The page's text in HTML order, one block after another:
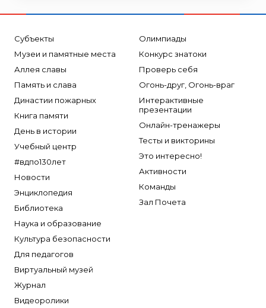
Субъекты
Музеи и памятные места
Аллея славы
Память и слава
Династии пожарных
Книга памяти
День в истории
Учебный центр
#вдпо130лет
Новости
Энциклопедия
Библиотека
Наука и образование
Культура безопасности
Для педагогов
Виртуальный музей
Журнал
Видеоролики
Олимпиады
Конкурс знатоки
Проверь себя
Огонь-друг, Огонь-враг
Интерактивные
презентации
Онлайн-тренажеры
Тесты и викторины
Это интересно!
Активности
Команды
Зал Почета